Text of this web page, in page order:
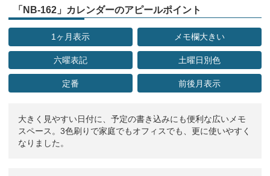
「NB-162」カレンダーのアピールポイント
1ヶ月表示 メモ欄大きい
六曜表記 土曜日別色
定番 前後月表示
大きく見やすい日付に、予定の書き込みにも便利な広いメモ
スペース。3色刷りで家庭でもオフィスでも、更に使いやすく
なりました。